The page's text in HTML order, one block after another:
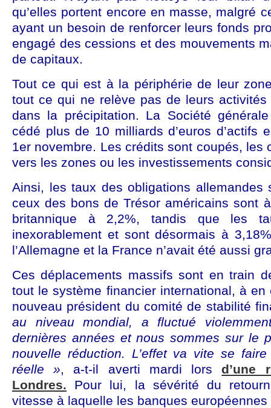
qu’elles portent encore en masse, malgré
ayant un besoin de renforcer leurs fonds
engagé des cessions et des mouvements
de capitaux.
Tout ce qui est à la périphérie de leur
tout ce qui ne relève pas de leurs
dans la précipitation. La Société
cédé plus de 10 milliards d’euros d’actifs
1er novembre. Les crédits sont coupés, les
vers les zones ou les investissements
Ainsi, les taux des obligations allemandes
ceux des bons de Trésor américains sont
britannique à 2,2%, tandis que les
inexorablement et sont désormais à
l’Allemagne et la France n’avait été aussi
Ces déplacements massifs sont en train
tout le système financier international, à en
nouveau président du comité de stabilité
au niveau mondial, a fluctué
dernières années et nous sommes sur le
nouvelle réduction. L’effet va vite se faire
réelle », a-t-il averti mardi lorsd’une
Londres. Pour lui, la sévérité du
vitesse à laquelle les banques